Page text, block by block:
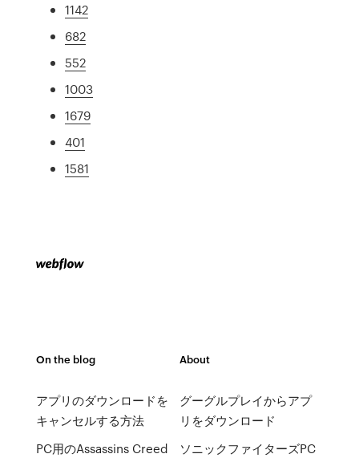
1142
682
552
1003
1679
401
1581
On the blog
アプリのダウンロードを
キャンセルする方法
PC用のAssassins Creed
About
グーグルプレイからアプ
リをダウンロード
ソニックファイターズPC